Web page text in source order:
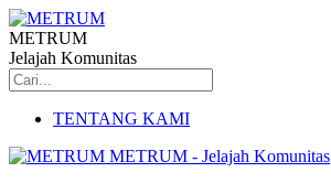
METRUM
Jelajah Komunitas
TENTANG KAMI
METRUM - Jelajah Komunitas